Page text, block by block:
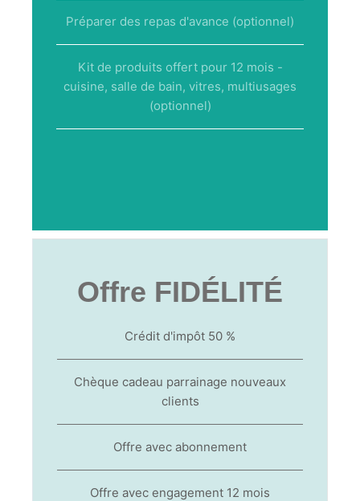
Préparer des repas d'avance (optionnel)
Kit de produits offert pour 12 mois -
cuisine, salle de bain, vitres, multiusages
(optionnel)
Offre FIDÉLITÉ
Crédit d'impôt 50 %
Chèque cadeau parrainage nouveaux
clients
Offre avec abonnement
Offre avec engagement 12 mois